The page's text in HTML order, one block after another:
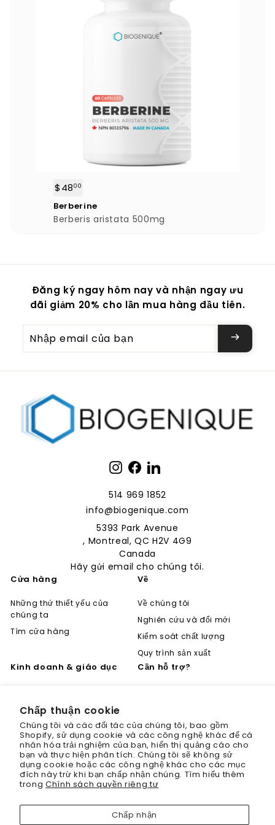
Chấp thuận cookie
Chúng tôi và các đối tác của chúng tôi, bao gồm
Shopify, sử dụng cookie và các công nghệ khác để cá
nhân hóa trải nghiệm của bạn, hiển thị quảng cáo cho
bạn và thực hiện phân tích. Chúng tôi sẽ không sử
dụng cookie hoặc các công nghệ khác cho các mục
đích này trừ khi bạn chấp nhận chúng. Tìm hiểu thêm
trong Chính sách quyền riêng tư
Chấp nhận
$4800
4
8
0
Berberine
Berberis aristata 500mg
Đăng ký ngay hôm nay và nhận ngay ưu
đãi giảm 20% cho lần mua hàng đầu tiên.
Nhập
email
bạn
Instagram
Facebook
LinkedIn
514 969 1852
info@biogenique.com
5393 Park Avenue
, Montreal, QC H2V 4G9
Canada
Hãy gửi email cho chúng tôi.
Cửa hàng
Những thứ thiết yếu của
chúng ta
Tìm cửa hàng
Về
Về chúng tôi
Nghiên cứu và đổi mới
Kiểm soát chất lượng
Quy trình sản xuất
Kinh doanh & giáo dục
Phân phối toàn cầu
Sự nghiệp
Trở thành chuyên gia
Trung tâm học tập
Cần hỗ trợ?
Chính sách bảo mật
Điều khoản sử dụng
Liên hệ
Giảm giá 20% cho lần mua
hàng đầu tiên của bạn
cho bạn mã giảm giá 20% cho lần mua